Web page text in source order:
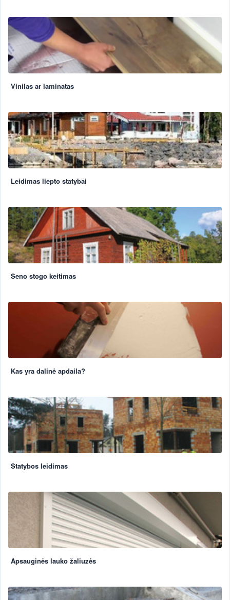
Vinilas ar laminatas
Leidimas liepto statybai
Seno stogo keitimas
Kas yra dalinė apdaila?
Statybos leidimas
Apsauginės lauko žaliuzės